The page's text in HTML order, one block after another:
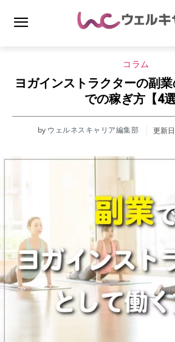
コラム
ヨガインストラクターの副
での稼ぎ方【4選
by ウェルネスキャリア編集部 更新日